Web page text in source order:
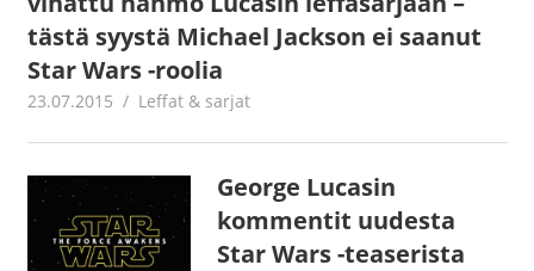
tästä syystä Michael Jackson ei saanut
Star Wars -roolia
23.07.2015 mestanet
Leffat & sarjat
George Lucasin
kommentit uudesta
Star Wars -teaserista